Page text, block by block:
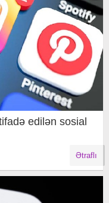
edilən sosial
Ətraflı